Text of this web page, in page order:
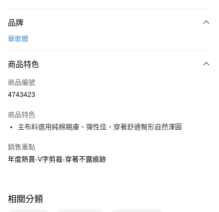
信用卡一次付款
LINE Pay
街口支付
運送方式
每筆NT$80，滿NT$1,000(含以上)免運費
7-11取貨付款
品牌
華歌爾
商品特色
商品編號
4743423
商品特色
主布料選用純棉親膚、彈性佳，穿著舒適臀形自然渾圓
銷售重點
年度熱賣-V字剪裁-穿著不露痕跡
相關分類